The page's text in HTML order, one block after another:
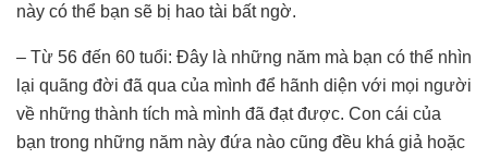
này có thể bạn sẽ bị hao tài bất ngờ.
– Từ 56 đến 60 tuổi: Đây là những năm mà bạn có thể nhìn
lại quãng đời đã qua của mình để hãnh diện với mọi người
về những thành tích mà mình đã đạt được. Con cái của
bạn trong những năm này đứa nào cũng đều khá giả hoặc